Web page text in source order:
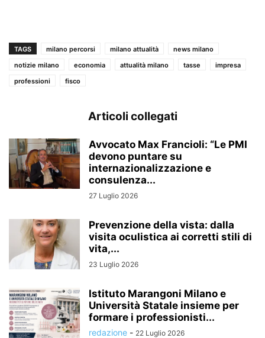
TAGS milano percorsi milano attualità
news milano
notizie milano
economia attualità milano tasse
impresa
professioni
fisco
Articoli collegati
Avvocato Max Francioli: “Le PMI
devono puntare su
internazionalizzazione e
consulenza...
27 Luglio 2026
Prevenzione della vista: dalla
visita oculistica ai corretti stili di
vita,...
23 Luglio 2026
Istituto Marangoni Milano e
Università Statale insieme per
formare i professionisti...
redazione - 22 Luglio 2026